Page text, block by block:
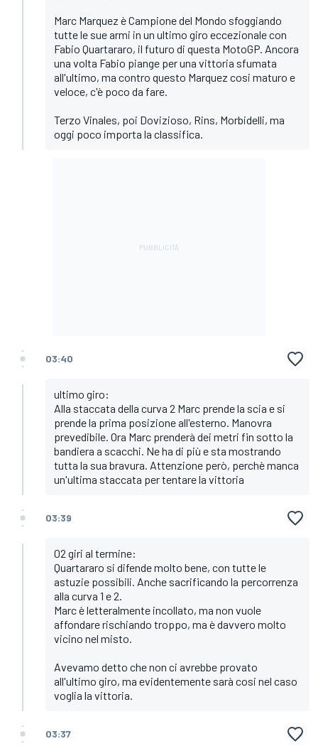
Marc Marquez è Campione del Mondo sfoggiando
tutte le sue armi in un ultimo giro eccezionale con
Fabio Quartararo, il futuro di questa MotoGP. Ancora
una volta Fabio piange per una vittoria sfumata
all'ultimo, ma contro questo Marquez cosi maturo e
veloce, c'è poco da fare.
Terzo Vinales, poi Dovizioso, Rins, Morbidelli, ma
oggi poco importa la classifica.
03:40
ultimo giro:
Alla staccata della curva 2 Marc prende la scia e si
prende la prima posizione all'esterno. Manovra
prevedibile. Ora Marc prenderà dei metri fin sotto la
bandiera a scacchi. Ne ha di più e sta mostrando
tutta la sua bravura. Attenzione però, perchè manca
un'ultima staccata per tentare la vittoria
03:39
02 giri al termine:
Quartararo si difende molto bene, con tutte le
astuzie possibili. Anche sacrificando la percorrenza
alla curva 1 e 2.
Marc è letteralmente incollato, ma non vuole
affondare rischiando troppo, ma è davvero molto
vicino nel misto.
Avevamo detto che non ci avrebbe provato
all'ultimo giro, ma evidentemente sarà cosi nel caso
voglia la vittoria.
03:37